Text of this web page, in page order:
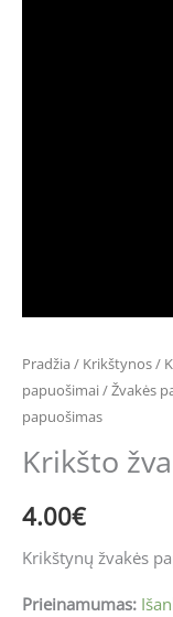
Pradžia / Krikštynos/
papuošimai/Žvakės
papuošimas
Krikšto
4.00€
Krikštynų žvakės
Prieinamumas: